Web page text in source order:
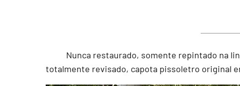
Nunca restaurado, somente repintado na
totalmente revisado, capota pissoletro original